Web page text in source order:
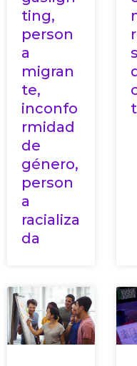
ting,
person
a
migran
te,
inconfo
rmidad
de
género,
person
a
racializa
da